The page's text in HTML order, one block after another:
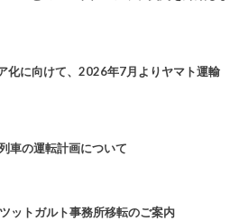
化に向けて、2026年7月よりヤマト運輸
車の運転計画について
ットガルト事務所移転のご案内